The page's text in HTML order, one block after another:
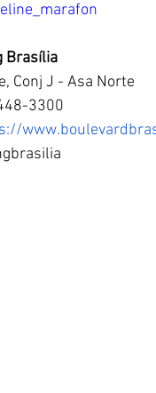
Brasília
Conj J - Asa Norte
3300